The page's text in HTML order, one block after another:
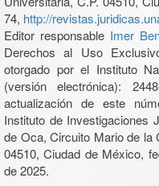
74, http://
Editor responsable Imer
Derechos al Uso
otorgado por el Instituto
(versión electrónica):
actualización de este
Instituto de Investigaciones
de Oca, Circuito Mario de la
04510, Ciudad de México,
de 2025.